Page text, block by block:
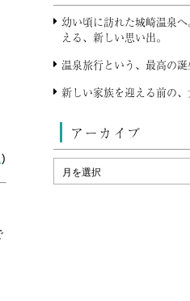
)
幼い頃に訪れた城崎温泉
える、新しい思い出。
温泉旅行という、最高の誕
新しい家族を迎える前の、
アーカイブ